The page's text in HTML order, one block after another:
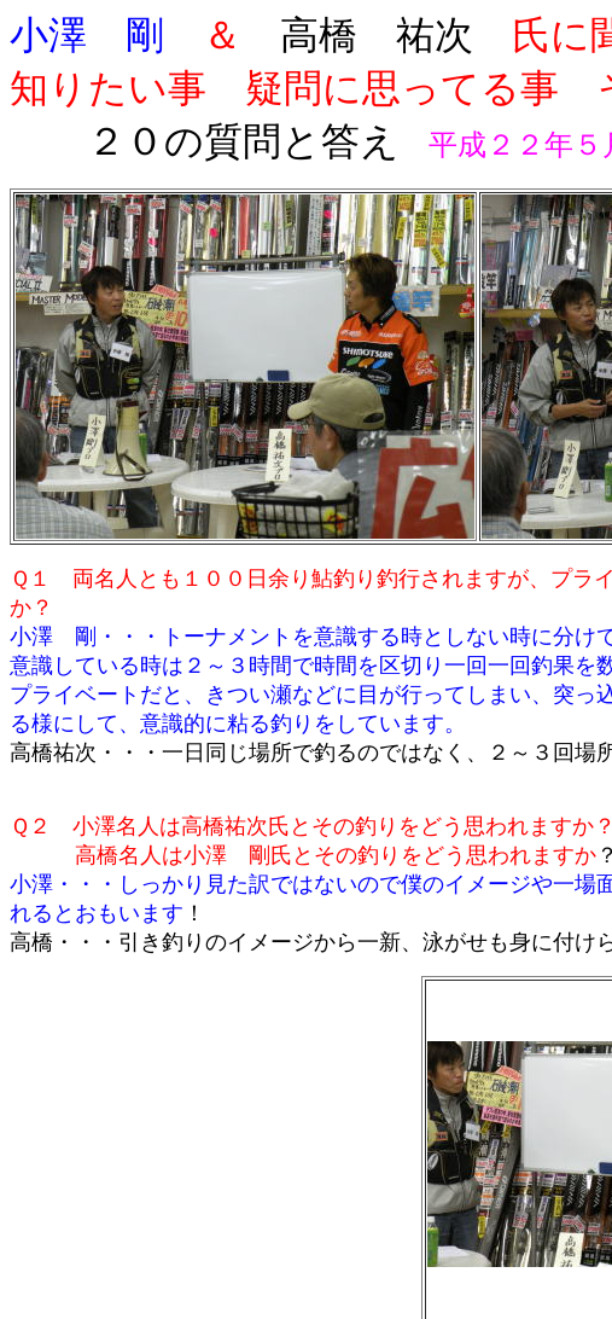
小澤 剛 ＆ 高橋 祐次 氏に
知りたい事 疑問に思ってる事
２０の質問と答え 平成２２年５
Ｑ１ 両名人とも１００日余り鮎釣り釣行されますが、プラ
か？
小澤 剛・・・トーナメントを意識する時としない時に分けて
意識している時は２～３時間で時間を区切り一回一回釣果を
プライベートだと、きつい瀬などに目が行ってしまい、突
る様にして、意識的に粘る釣りをしています。
高橋祐次・・・一日同じ場所で釣るのではなく、２～３回場
Ｑ２ 小澤名人は高橋祐次氏とその釣りをどう思われますか？
高橋名人は小澤 剛氏とその釣りをどう思われますか ？
小澤・・・しっかり見た訳ではないので僕のイメージや一
れるとおもいます ！
高橋・・・引き釣りのイメージから一新、泳がせも身に付